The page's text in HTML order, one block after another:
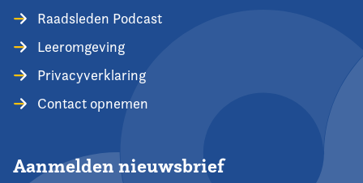
Raadsleden Podcast
Leeromgeving
Privacyverklaring
Contact opnemen
Aanmelden nieuwsbrief